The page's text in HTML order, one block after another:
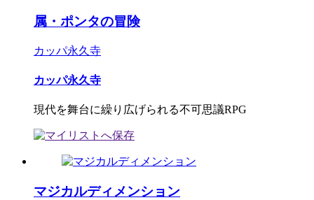
属・ポンタの冒険
カッパ永久寺
カッパ永久寺
現代を舞台に繰り広げられる不可思議RPG
マジカルディメンション